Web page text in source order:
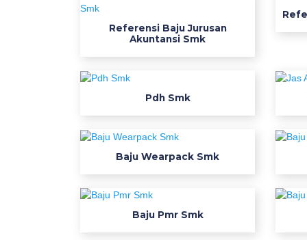
a
e
t
d
Referensi Baju Jurusan
Akuntansi Smk
Pdh Smk
Baju Wearpack Smk
Baju Pmr Smk